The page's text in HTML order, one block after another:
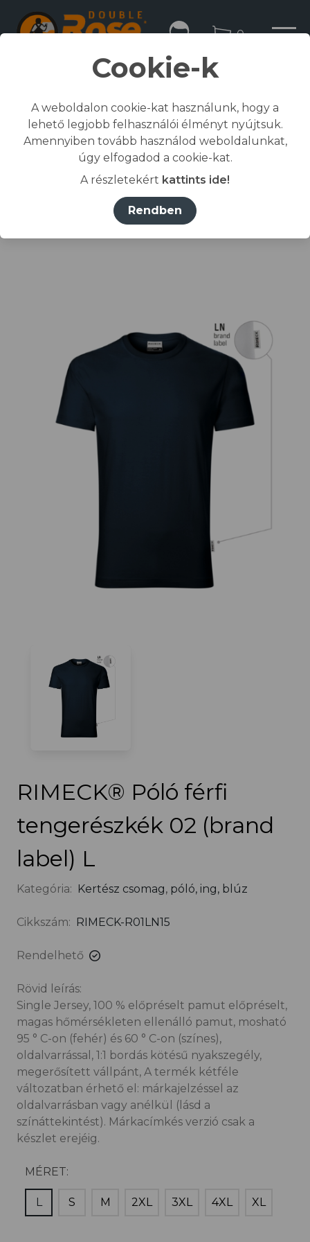
0
Kezdőlap
Összes termék
Munkaruházat
póló, ing, blúz
RIMECK® Póló férfi tengerészkék 02 (brand label)
RIMECK® Póló férfi
tengerészkék 02 (brand
label) L
Kategória: Kertész csomag, póló, ing, blúz
Cikkszám: RIMECK-R01LN15
Rendelhető
Rövid leírás:
Single Jersey, 100 % előpréselt pamut előpréselt,
magas hőmérsékleten ellenálló pamut, mosható
95 ° C-on (fehér) és 60 ° C-on (színes),
oldalvarrással, 1:1 bordás kötésű nyakszegély,
megerősített vállpánt, A termék kétféle
változatban érhető el: márkajelzéssel az
oldalvarrásban vagy anélkül (lásd a
színáttekintést). Márkacímkés verzió csak a
készlet erejéig.
MÉRET:
L S M 2XL 3XL 4XL XL
Cookie-k
A weboldalon cookie-kat használunk, hogy a
lehető legjobb felhasználói élményt nyújtsuk.
Amennyiben tovább használod weboldalunkat,
úgy elfogadod a cookie-kat.
A részletekért kattints ide!
Rendben